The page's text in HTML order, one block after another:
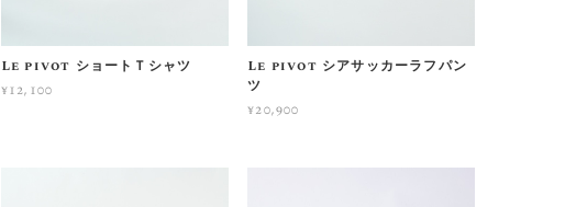
Le pivot ショートＴシャツ
¥12,100
Le pivot シアサッカーラフパン
ツ
¥20,900